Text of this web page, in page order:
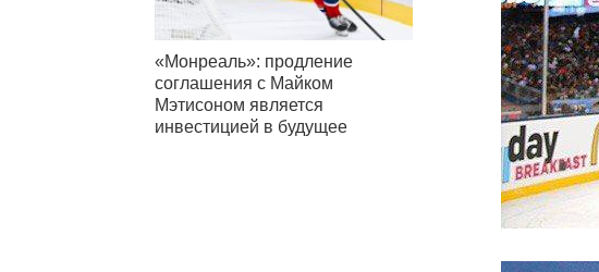
«Монреаль»: продление
соглашения с Майком
Мэтисоном является
инвестицией в будущее